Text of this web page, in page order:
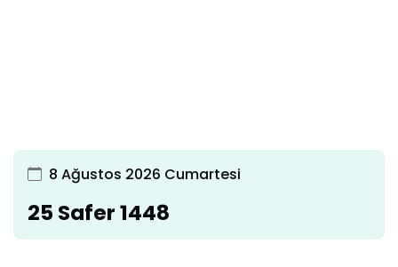
8 Ağustos 2026 Cumartesi
25 Safer 1448